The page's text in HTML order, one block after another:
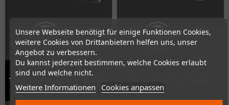
Unsere Webseite benötigt für einige Funktionen Cookies,
weitere Cookies von Drittanbietern helfen uns, unser
Angebot zu verbessern.
Du kannst jederzeit bestimmen, welche Cookies erlaubt
sind und welche nicht.
Weitere Informationen Cookies anpassen
Tanglewood (MegaDrive / Genesis)